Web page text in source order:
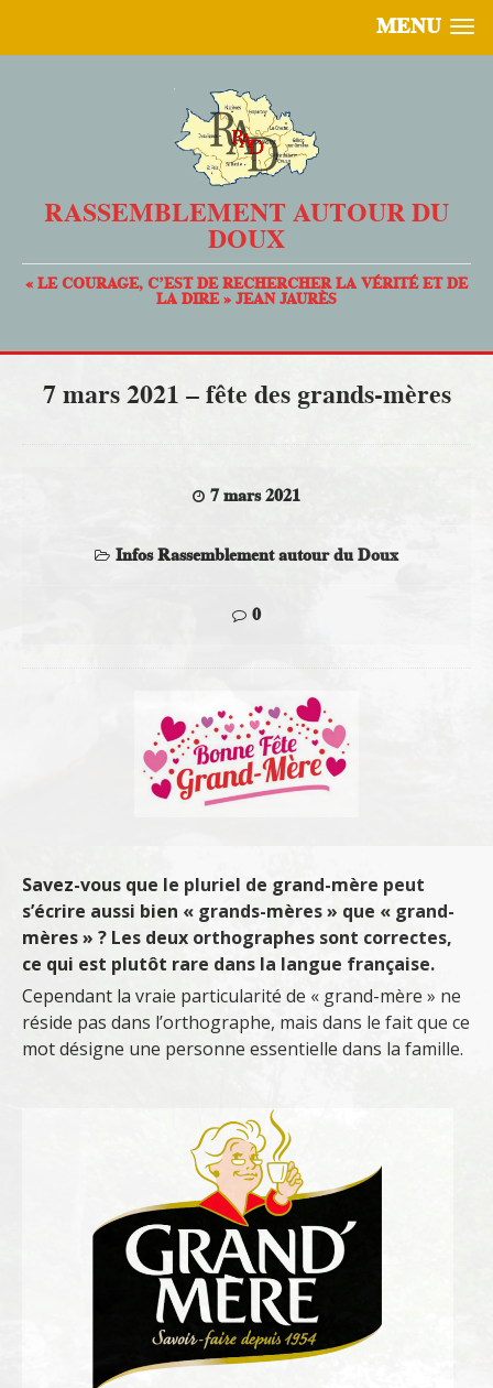
MENU
RASSEMBLEMENT AUTOUR DU
DOUX
« LE COURAGE, C’EST DE RECHERCHER LA VÉRITÉ ET DE
LA DIRE » JEAN JAURÈS
7 mars 2021 – fête des grands-mères
7 mars 2021
Infos Rassemblement autour du Doux
0
Savez-vous que le pluriel de grand-mère peut
s’écrire aussi bien « grands-mères » que « grand-
mères » ? Les deux orthographes sont correctes,
ce qui est plutôt rare dans la langue française.
Cependant la vraie particularité de « grand-mère » ne
réside pas dans l’orthographe, mais dans le fait que ce
mot désigne une personne essentielle dans la famille.